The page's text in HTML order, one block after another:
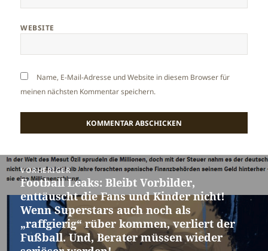
WEBSITE
Name, E-Mail-Adresse und Website in diesem Browser für
meinen nächsten Kommentar speichern.
Beitragsnavigation
VORHERIGER
Vorheriger
Beitrag:
Football Leaks: Bleibt Vorbilder,
enttäuscht die Fans und Kinder nicht!
Wenn Superstars auch noch als
„raffgierig“ rüber kommen, verliert der
Fußball. Und, Berater müssen wieder